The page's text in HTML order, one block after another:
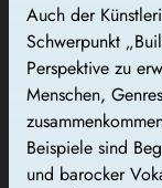
Auch der
Schwerpunkt
Perspektive zu
Menschen,
Beispiele sind
und barocker